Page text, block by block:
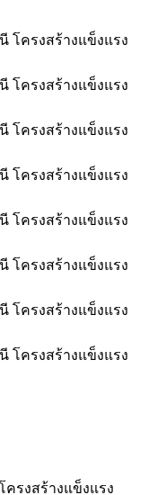
รงสร้างแข็งแรง